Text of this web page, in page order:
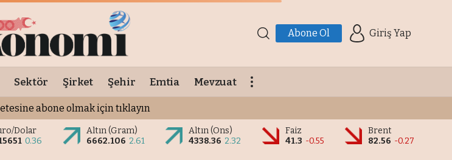
Abone Ol Giriş Yap
Sektör Şirket Şehir Emtia Mevzuat
abone olmak için tıklayın
Dolar
0.36
Altın (Gram)
6662.106 2.61
Altın (Ons)
4338.36 2.32
Faiz
41.3 -0.55
Brent
82.56 -0.27